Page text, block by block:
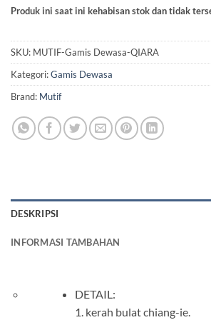
Produk ini saat ini kehabisan stok dan tidak
SKU: MUTIF-Gamis Dewasa-QIARA
Kategori:Gamis Dewasa
Brand: Mutif
DESKRIPSI
INFORMASI TAMBAHAN
DETAIL:
1. kerah bulat chiang-ie.